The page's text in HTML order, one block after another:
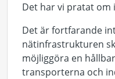
Det har vi pratat om
Det är fortfarande
nätinfrastrukturen
möjliggöra en
transporterna och